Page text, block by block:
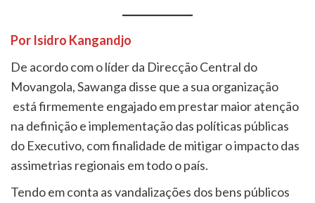
Por Isidro Kangandjo
De acordo com o líder da Direcção Central do
Movangola, Sawanga disse que a sua organização
está firmemente engajado em prestar maior atenção
na definição e implementação das políticas públicas
do Executivo, com finalidade de mitigar o impacto das
assimetrias regionais em todo o país.
Tendo em conta as vandalizações dos bens públicos